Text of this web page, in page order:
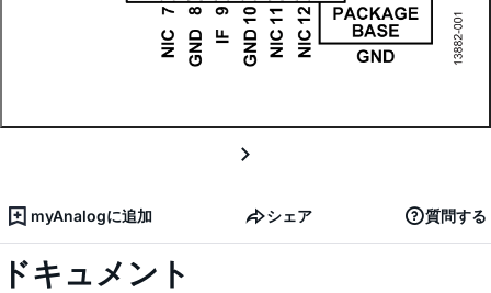
myAnalogに追加 シェア 質問する
ドキュメント